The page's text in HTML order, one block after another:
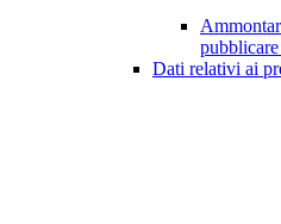
Dati relativi ai